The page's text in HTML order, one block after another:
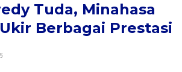
Tuda, Minahasa
Berbagai Prestasi